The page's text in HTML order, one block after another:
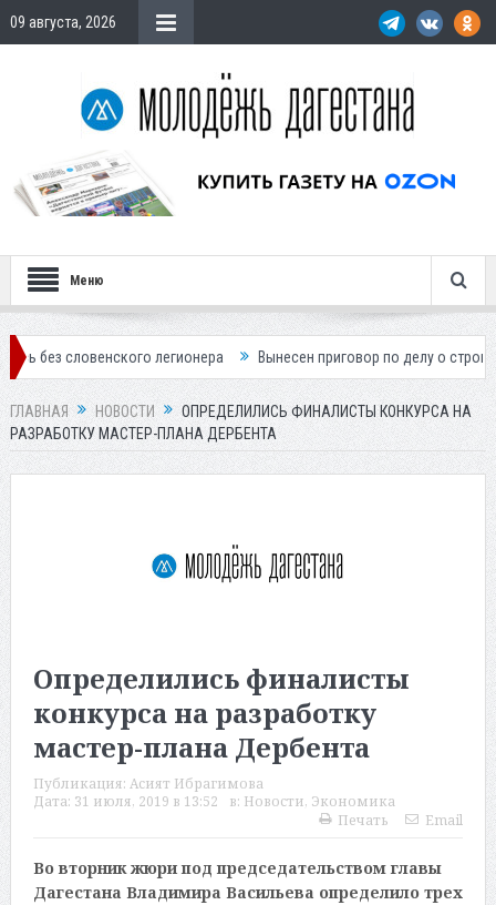
09 августа, 2026
Меню
легионера Вынесен приговор по делу о строительстве
ГЛАВНАЯ НОВОСТИ
ОПРЕДЕЛИЛИСЬ ФИНАЛИСТЫ КОНКУРСА НА
РАЗРАБОТКУ МАСТЕР-ПЛАНА ДЕРБЕНТА
Определились финалисты
конкурса на разработку
мастер-плана Дербента
Публикация: Асият Ибрагимова
Дата: 31 июля, 2019 в 13:52 в: Новости, Экономика
Печать
Email
Во вторник жюри под председательством главы
Дагестана Владимира Васильева определило трех